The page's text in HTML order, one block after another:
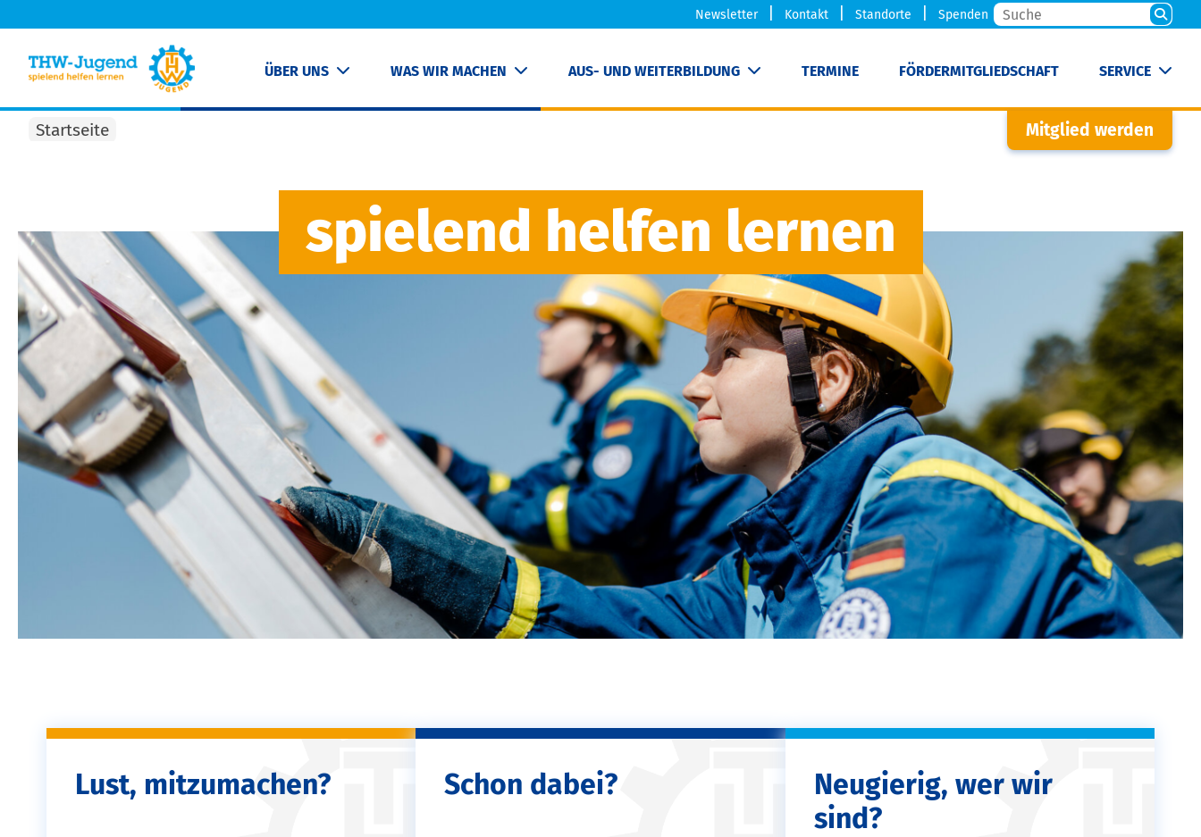
Newsletter Kontakt Standorte Spenden
ÜBER UNS WAS WIR MACHEN AUS- UND WEITERBILDUNG TERMINE FÖRDERMITGLIEDSCHAFT SERVICE
Mitglied werden
Startseite
spielend helfen lernen
Lust, mitzumachen? Schon dabei?
Neugierig, wer wir
sind?